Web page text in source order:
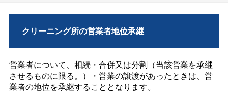
クリーニング所の営業者地位承継
営業者について、相続・合併又は分割（当該営業を承継
させるものに限る。）・営業の譲渡があったときは、営
業者の地位を承継することとなります。